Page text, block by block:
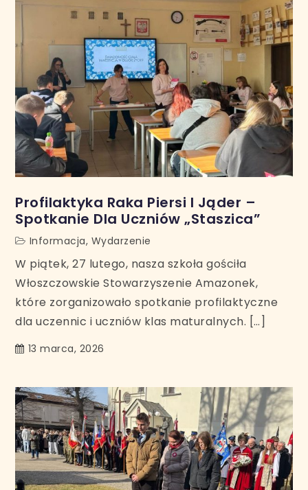
Profilaktyka Raka Piersi I Jąder –
Spotkanie Dla Uczniów „Staszica”
Informacja, Wydarzenie
W piątek, 27 lutego, nasza szkoła gościła
Włoszczowskie Stowarzyszenie Amazonek,
które zorganizowało spotkanie profilaktyczne
dla uczennic i uczniów klas maturalnych. […]
13 marca, 2026